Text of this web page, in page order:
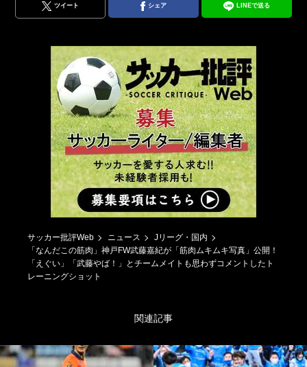
ツイート シェア LINEで送る
サッカー批評Web ニュース
Jリーグ・国内
「なんだこの筋肉」神戸FW武藤嘉紀が「筋肉ムキムキ写真」公開！
「えぐい」「武藤やば！」とチームメイトも思わずコメントしたト
レーニングショット
関連記事